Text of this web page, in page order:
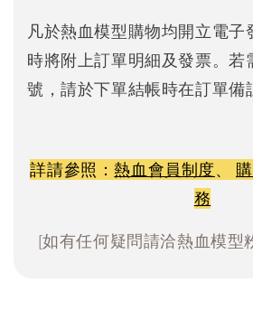
凡於熱血模型購物均開立電子
時將附上訂單明細及發票。若
號，請於下單結帳時在訂單備
詳請參照：熱血會員制度、
務
[如有任何疑問請洽熱血模型